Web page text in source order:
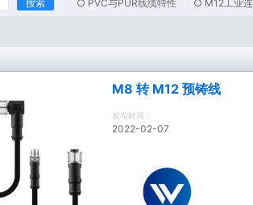
搜索 ○ PVC与PUR线缆特性 ○ M12工业
M8 转 M12 预铸线
发布时间：
2022-02-07